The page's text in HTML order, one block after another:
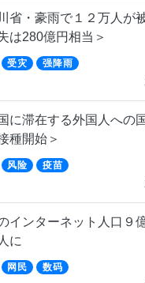
省・豪雨で１２万人が
は280億円相当＞
受灾 强降雨
に滞在する外国人への
種開始＞
风险 疫苗
インターネット人口９
に
网民 数码